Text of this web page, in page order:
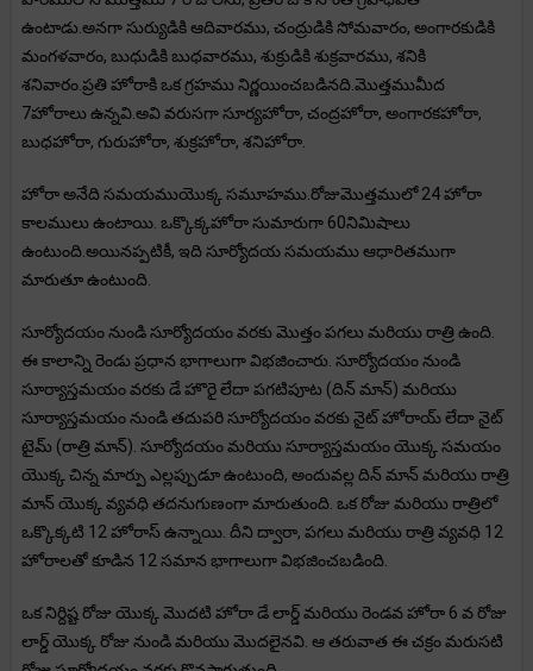
ఉంటాడు.అనగా సుర్యుడికి ఆదివారము, చంద్రుడికి సోమవారం, అంగారకుడికి
మంగళవారం, బుధుడికి బుధవారము, శుక్రుడికి శుక్రవారము, శనికి
శనివారం.ప్రతి హోరాకి ఒక గ్రహము నిర్ణయించబడినది.మొత్తముమీద
7హోరాలు ఉన్నవి.అవి వరుసగా సూర్యహోరా, చంద్రహోరా, అంగారకహోరా,
బుధహోరా, గురుహోరా, శుక్రహోరా, శనిహోరా.
హోరా అనేది సమయముయొక్క సమూహము.రోజుమొత్తములో 24 హోరా
కాలములు ఉంటాయి. ఒక్కొక్కహోరా సుమారుగా 60నిమిషాలు
ఉంటుంది.అయినప్పటికీ, ఇది సూర్యోదయ సమయము ఆధారితముగా
మారుతూ ఉంటుంది.
సూర్యోదయం నుండి సూర్యోదయం వరకు మొత్తం పగలు మరియు రాత్రి ఉంది.
ఈ కాలాన్ని రెండు ప్రధాన భాగాలుగా విభజించారు. సూర్యోదయం నుండి
సూర్యాస్తమయం వరకు డే హొరై లేదా పగటిపూట (దిన్ మాన్) మరియు
సూర్యాస్తమయం నుండి తదుపరి సూర్యోదయం వరకు నైట్ హోరాయ్ లేదా నైట్
టైమ్ (రాత్రి మాన్). సూర్యోదయం మరియు సూర్యాస్తమయం యొక్క సమయం
యొక్క చిన్న మార్పు ఎల్లప్పుడూ ఉంటుంది, అందువల్ల దిన్ మాన్ మరియు రాత్రి
మాన్ యొక్క వ్యవధి తదనుగుణంగా మారుతుంది. ఒక రోజు మరియు రాత్రిలో
ఒక్కొక్కటి 12 హోరాస్ ఉన్నాయి. దీని ద్వారా, పగలు మరియు రాత్రి వ్యవధి 12
హోరాలతో కూడిన 12 సమాన భాగాలుగా విభజించబడింది.
ఒక నిర్దిష్ట రోజు యొక్క మొదటి హోరా డే లార్డ్ మరియు రెండవ హోరా 6 వ రోజు
లార్డ్ యొక్క రోజు నుండి మరియు మొదలైనవి. ఆ తరువాత ఈ చక్రం మరుసటి